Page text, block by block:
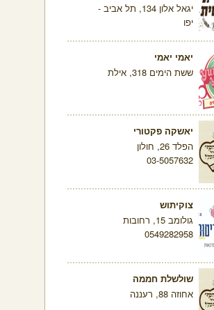
יגאל אלון 134, תל אביב -
יפו
יאמי יאמי
ששת הימים 318, אילת
יאשקה פקטורי
הפלד 26, חולון
03-5057632
צוקיתוש
גולומב 15, רחובות
0549282958
שולשלת חממה
אחוזה 88, רעננה